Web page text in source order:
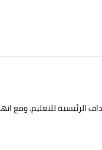
الرئيسية للتعليم. ومع